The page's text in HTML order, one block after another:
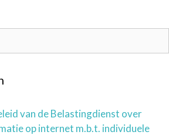
van de Belastingdienst over
op internet m.b.t. individuele